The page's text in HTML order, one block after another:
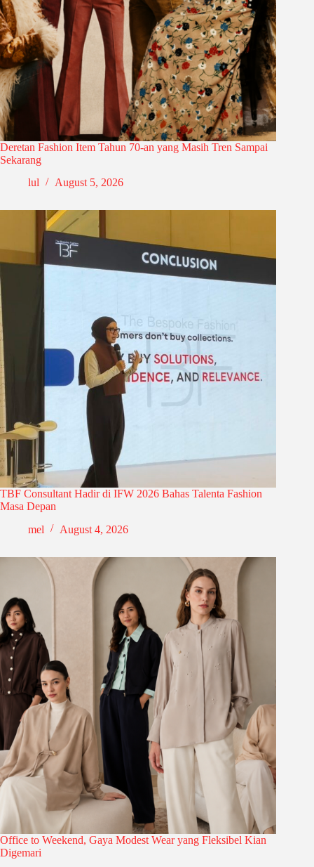
Deretan Fashion Item Tahun 70-an yang Masih Tren Sampai
Sekarang
lul
August 5, 2026
TBF Consultant Hadir di IFW 2026 Bahas Talenta Fashion
Masa Depan
mel
August 4, 2026
Office to Weekend, Gaya Modest Wear yang Fleksibel Kian
Digemari